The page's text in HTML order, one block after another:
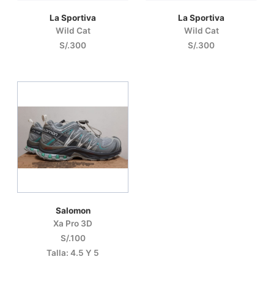
La Sportiva
Wild Cat
S/.300
La Sportiva
Wild Cat
S/.300
Salomon
Xa Pro 3D
S/.100
Talla: 4.5 Y 5